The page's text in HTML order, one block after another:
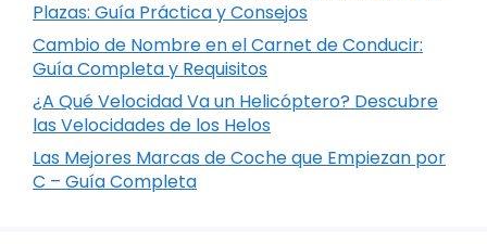
Plazas: Guía Práctica y Consejos
Cambio de Nombre en el Carnet de Conducir:
Guía Completa y Requisitos
¿A Qué Velocidad Va un Helicóptero? Descubre
las Velocidades de los Helos
Las Mejores Marcas de Coche que Empiezan por
C – Guía Completa